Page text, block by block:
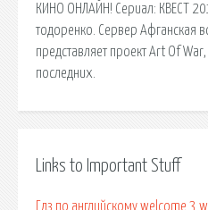
КИНО ОНЛАЙН! Сериал: КВЕСТ
тодоренко. Сервер Афганская
представляет проект Art Of
последних.
Links to Important Stuff
Гдз по английскому welcome 3